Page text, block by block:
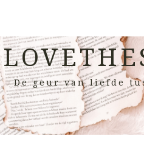
De geur van liefde